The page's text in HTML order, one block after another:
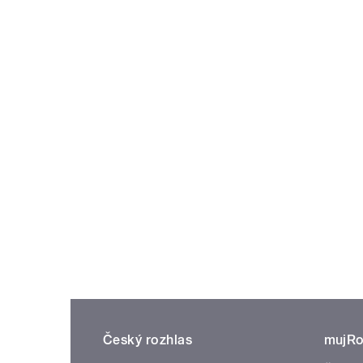
Český rozhlas